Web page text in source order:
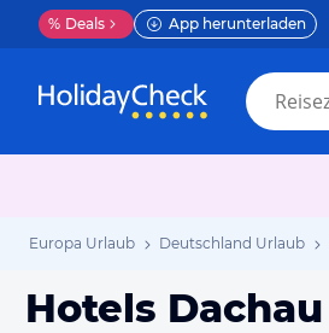
% Deals App herunterladen
Europa Urlaub Deutschland Urlaub
Hotels Dachau